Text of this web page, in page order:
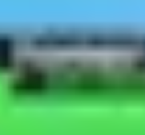
TechnologieApplications